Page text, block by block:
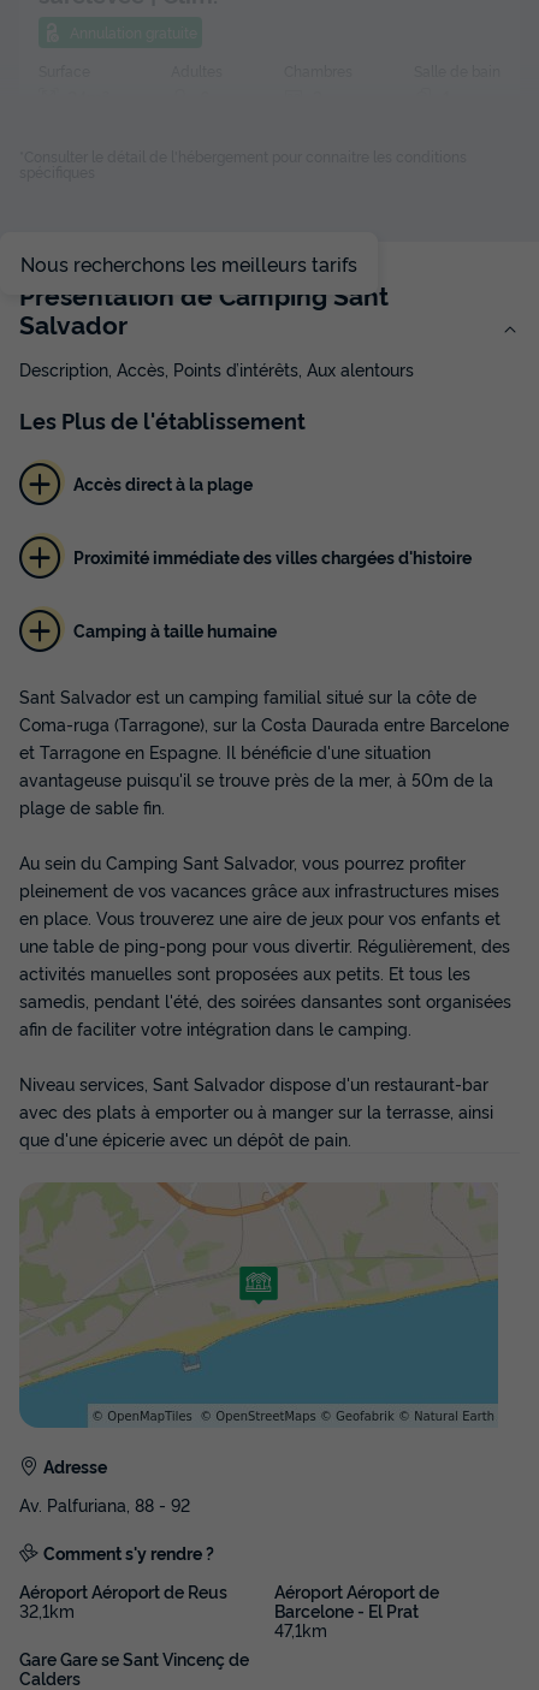
MOBILHOME 6 personnes - Mobil-home | Comfort | 3 Ch. |
du26/09/2026 au03/10/2026
Meilleur prix pour 7 nuits
Modifier les dates
322 €
Voir les disponibilités
Nous recherchons les meilleurs tarifs
Présentation de Camping Sant
Salvador
Description, Accès, Points d’intérêts, Aux alentours
Les Plusde l'établissement
Accès direct à la plage
Proximité immédiate des villes chargées d'histoire
Camping à taille humaine
Sant Salvador est un camping familial situé sur la côte de
Coma-ruga (Tarragone), sur la Costa Daurada entre Barcelone
et Tarragone en Espagne. Il bénéficie d'une situation
avantageuse puisqu'il se trouve près de la mer, à 50m de la
plage de sable fin.
Au sein du Camping Sant Salvador, vous pourrez profiter
pleinement de vos vacances grâce aux infrastructures mises
en place. Vous trouverez une aire de jeux pour vos enfants et
une table de ping-pong pour vous divertir. Régulièrement, des
activités manuelles sont proposées aux petits. Et tous les
samedis, pendant l'été, des soirées dansantes sont organisées
afin de faciliter votre intégration dans le camping.
Niveau services, Sant Salvador dispose d'un restaurant-bar
avec des plats à emporter ou à manger sur la terrasse, ainsi
que d'une épicerie avec un dépôt de pain.
Adresse
Av. Palfuriana, 88 - 92
Comment s'y rendre ?
Aéroport Aéroport de Reus
32,1km
Aéroport Aéroport de
Barcelone - El Prat
47,1km
Gare Gare se Sant Vincenç de
Calders